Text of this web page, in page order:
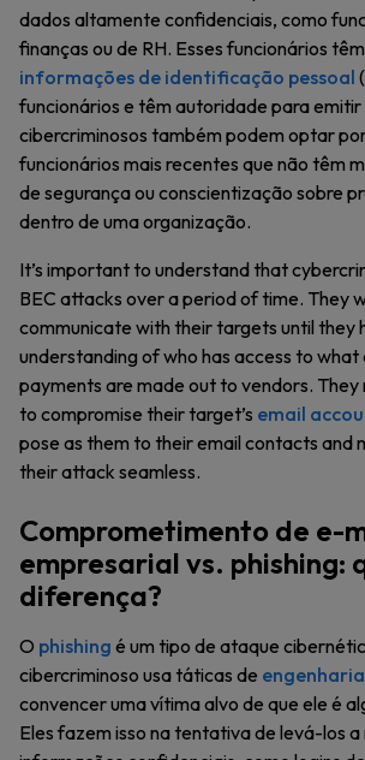
dados altamente confidenciais, como
finanças ou de RH. Esses funcionários
informações de identificação pessoal
funcionários e têm autoridade para
cibercriminosos também podem optar
funcionários mais recentes que não têm
de segurança ou conscientização sobre
dentro de uma organização.
It’s important to understand that
BEC attacks over a period of time. They
communicate with their targets until they
understanding of who has access to what
payments are made out to vendors.
to compromise their target’s email
pose as them to their email contacts and
their attack seamless.
Comprometimento de e-
empresarial vs. phishing:
diferença?
O phishing é um tipo de ataque
cibercriminoso usa táticas de
convencer uma vítima alvo de que ele é
Eles fazem isso na tentativa de levá-los